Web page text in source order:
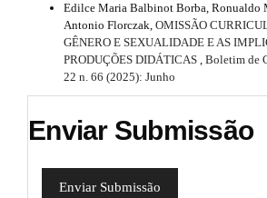
Edilce Maria Balbinot Borba, Ronualdo
Antonio Florczak, OMISSÃO
GÊNERO E SEXUALIDADE E AS
PRODUÇÕES DIDÁTICAS , Boletim de
22 n. 66 (2025): Junho
Enviar Submissão
Enviar Submissão